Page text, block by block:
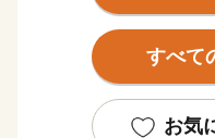
すべて
お気